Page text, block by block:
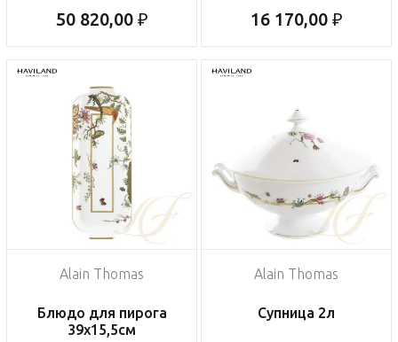
50 820,00 ₽ 16 170,00 ₽
Alain Thomas
Блюдо для пирога
39х15,5см
Alain Thomas
Супница 2л